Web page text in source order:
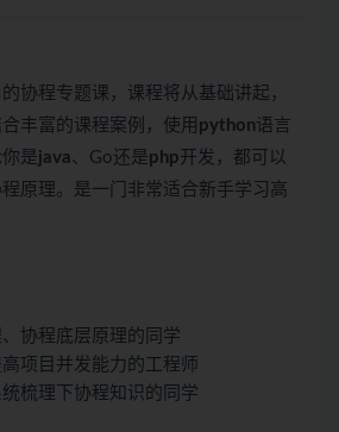
协程专题课，课程将从基础讲起，
丰富的课程案例，使用 python语言
是java、Go还是php开发，都可以
原理。是一门非常适合新手学习高
协程底层原理的同学
项目并发能力的工程师
梳理下协程知识的同学